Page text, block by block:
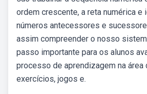
ordem crescente, a reta numérica e
números antecessores e
assim compreender o nosso
passo importante para os alunos
processo de aprendizagem na área
exercícios, jogos e.